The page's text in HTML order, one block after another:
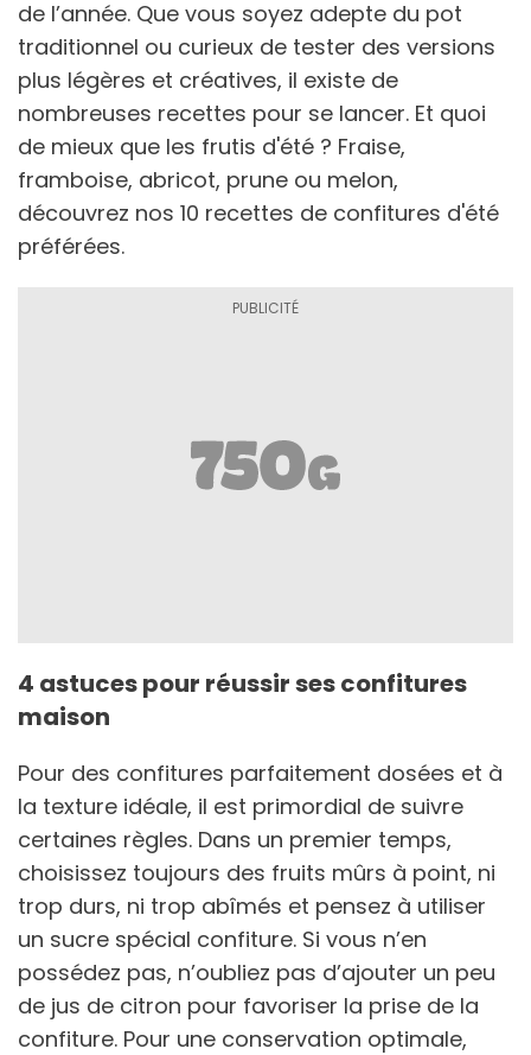
de l’année. Que vous soyez adepte du pot
traditionnel ou curieux de tester des versions
plus légères et créatives, il existe de
nombreuses recettes pour se lancer. Et quoi
de mieux que les frutis d'été ? Fraise,
framboise, abricot, prune ou melon,
découvrez nos 10 recettes de confitures d'été
préférées.
4 astuces pour réussir ses confitures
maison
Pour des confitures parfaitement dosées et à
la texture idéale, il est primordial de suivre
certaines règles. Dans un premier temps,
choisissez toujours des fruits mûrs à point, ni
trop durs, ni trop abîmés et pensez à utiliser
un sucre spécial confiture. Si vous n’en
possédez pas, n’oubliez pas d’ajouter un peu
de jus de citron pour favoriser la prise de la
confiture. Pour une conservation optimale,